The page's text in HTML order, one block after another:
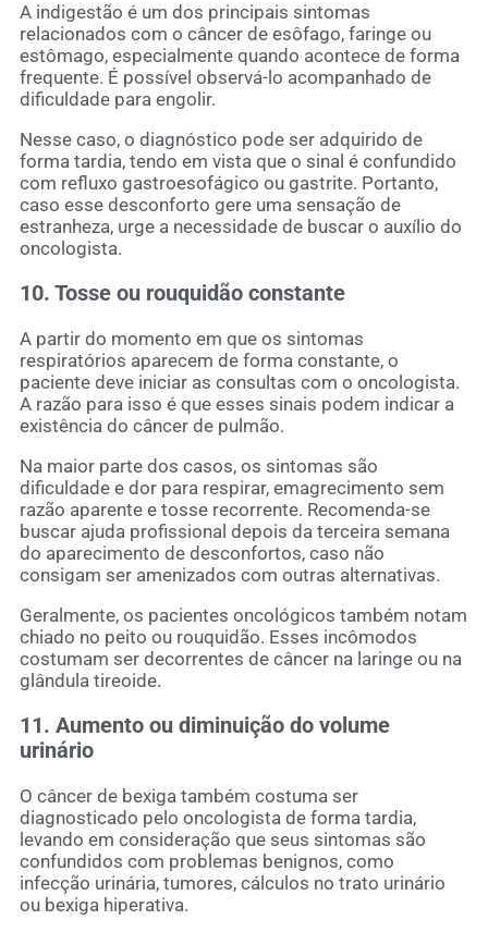
A indigestão é um dos principais sintomas
relacionados com o câncer de esôfago, faringe ou
estômago, especialmente quando acontece de forma
frequente. É possível observá-lo acompanhado de
dificuldade para engolir.
Nesse caso, o diagnóstico pode ser adquirido de
forma tardia, tendo em vista que o sinal é confundido
com refluxo gastroesofágico ou gastrite. Portanto,
caso esse desconforto gere uma sensação de
estranheza, urge a necessidade de buscar o auxílio do
oncologista.
10. Tosse ou rouquidão constante
A partir do momento em que os sintomas
respiratórios aparecem de forma constante, o
paciente deve iniciar as consultas com o oncologista.
A razão para isso é que esses sinais podem indicar a
existência do câncer de pulmão.
Na maior parte dos casos, os sintomas são
dificuldade e dor para respirar, emagrecimento sem
razão aparente e tosse recorrente. Recomenda-se
buscar ajuda profissional depois da terceira semana
do aparecimento de desconfortos, caso não
consigam ser amenizados com outras alternativas.
Geralmente, os pacientes oncológicos também notam
chiado no peito ou rouquidão. Esses incômodos
costumam ser decorrentes de câncer na laringe ou na
glândula tireoide.
11. Aumento ou diminuição do volume
urinário
O câncer de bexiga também costuma ser
diagnosticado pelo oncologista de forma tardia,
levando em consideração que seus sintomas são
confundidos com problemas benignos, como
infecção urinária, tumores, cálculos no trato urinário
ou bexiga hiperativa.